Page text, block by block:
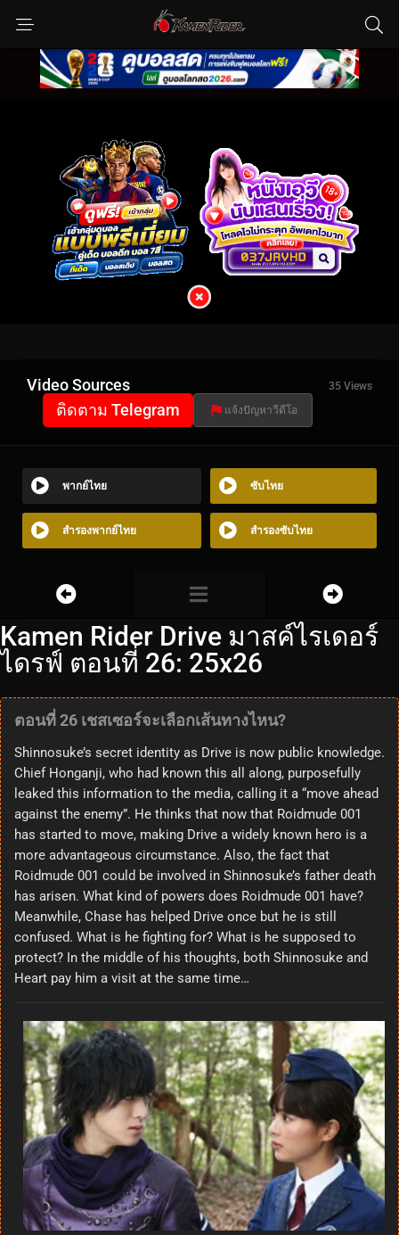
Video Sources 35 Views
ติดตาม Telegram แจ้งปัญหาวีดีโอ
พากย์ไทย ซับไทย
สำรองพากย์ไทย สำรองซับไทย
Kamen Rider Drive มาสค์ไรเดอร์
ไดรฟ์ ตอนที่ 26: 25x26
ตอนที่ 26 เชสเซอร์จะเลือกเส้นทางไหน?
Shinnosuke’s secret identity as Drive is now public knowledge.
Chief Honganji, who had known this all along, purposefully
leaked this information to the media, calling it a “move ahead
against the enemy”. He thinks that now that Roidmude 001
has started to move, making Drive a widely known hero is a
more advantageous circumstance. Also, the fact that
Roidmude 001 could be involved in Shinnosuke’s father death
has arisen. What kind of powers does Roidmude 001 have?
Meanwhile, Chase has helped Drive once but he is still
confused. What is he fighting for? What is he supposed to
protect? In the middle of his thoughts, both Shinnosuke and
Heart pay him a visit at the same time…